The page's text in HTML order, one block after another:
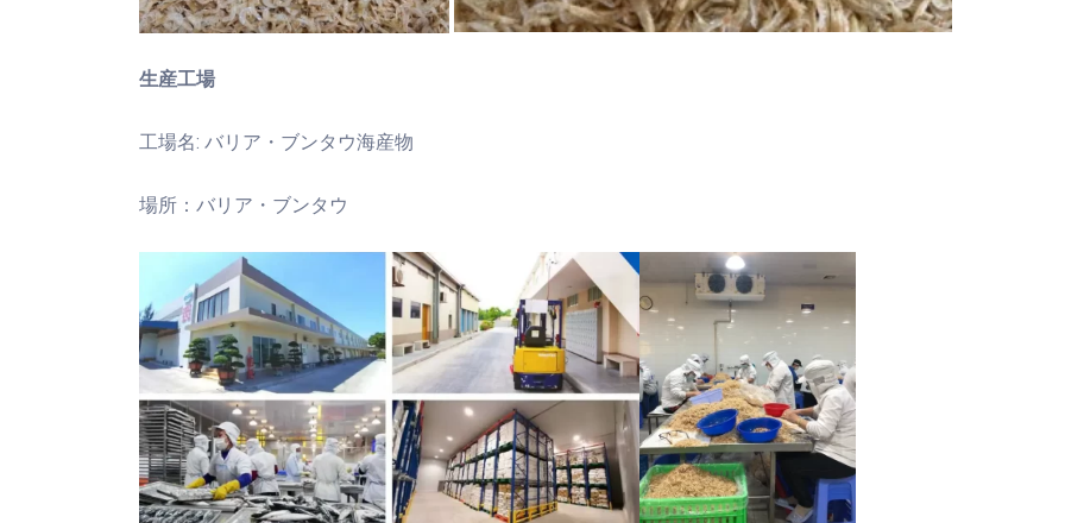
生産工場
工場名: バリア・ブンタウ海産物
場所：バリア・ブンタウ